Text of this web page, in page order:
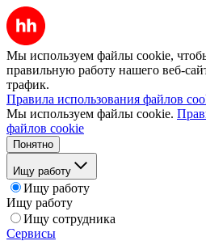
Мы используем файлы cookie,
правильную работу нашего веб-
трафик.
Правила использования файлов
Мы используем файлы cookie.
файлов cookie
Понятно
Ищу работу
Ищу работу
Ищу работу
Ищу сотрудника
Сервисы